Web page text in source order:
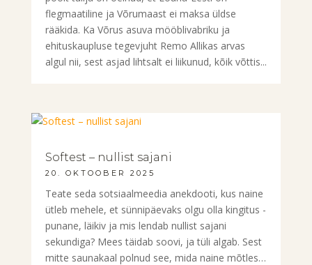
flegmaatiline ja Võrumaast ei maksa üldse
rääkida. Ka Võrus asuva mööblivabriku ja
ehituskaupluse tegevjuht Remo Allikas arvas
algul nii, sest asjad lihtsalt ei liikunud, kõik võttis...
Softest – nullist sajani
20. OKTOOBER 2025
Teate seda sotsiaalmeedia anekdooti, kus naine
ütleb mehele, et sünnipäevaks olgu olla kingitus -
punane, läikiv ja mis lendab nullist sajani
sekundiga? Mees täidab soovi, ja tüli algab. Sest
mitte saunakaal polnud see, mida naine mõtles…